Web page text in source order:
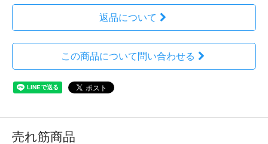
返品について
この商品について問い合わせる
売れ筋商品